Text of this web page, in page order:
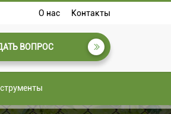
О нас Контакты
ВОПРОС